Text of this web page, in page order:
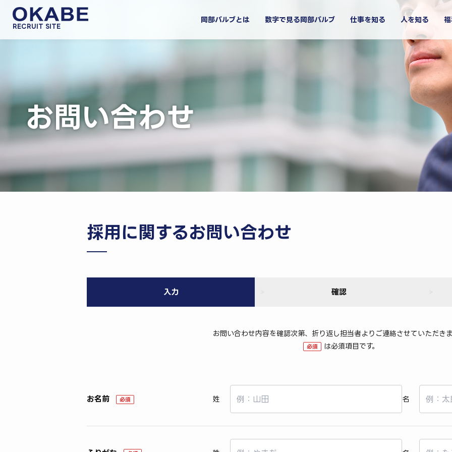
RECRUIT SITE
岡部バルブとは 数字で見る岡部バルブ 仕事を知る 人を知る
お問い合わせ
採用に関するお問い合わせ
入力 確認
お問い合わせ内容を確認次第、折り返し担当者よりご連絡させていただきま
必須 は必須項目です。
お名前 必須 姓 名